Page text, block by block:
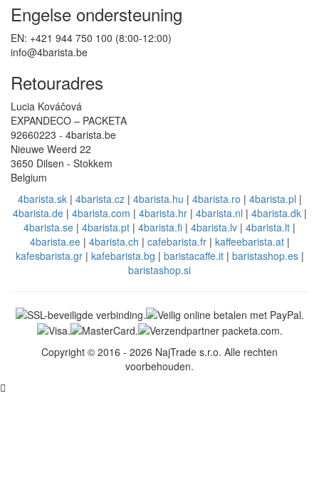
Engelse ondersteuning
EN: +421 944 750 100 (8:00-12:00)
info@4barista.be
Retouradres
Lucia Kováčová
EXPANDECO – PACKETA
92660223 - 4barista.be
Nieuwe Weerd 22
3650 Dilsen - Stokkem
Belgium
4barista.sk| 4barista.cz| 4barista.hu | 4barista.ro | 4barista.pl |
4barista.de| 4barista.com | 4barista.hr| 4barista.nl | 4barista.dk|
4barista.se | 4barista.pt | 4barista.fi | 4barista.lv | 4barista.lt |
4barista.ee| 4barista.ch | cafebarista.fr| kaffeebarista.at|
kafesbarista.gr| kafebarista.bg | baristacaffe.it| baristashop.es|
baristashop.si
Copyright © 2016 - 2026 NajTrade s.r.o. Alle rechten
voorbehouden.